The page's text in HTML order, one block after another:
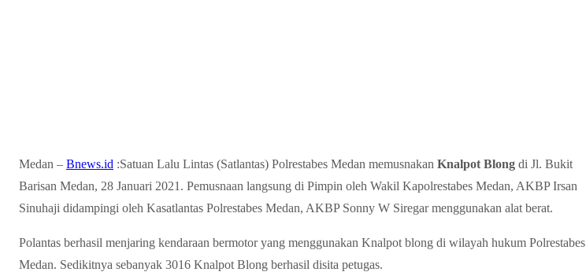
Medan – Bnews.id :Satuan Lalu Lintas (Satlantas) Polrestabes Medan memusnakan Knalpot Blong di Jl. Bukit
Barisan Medan, 28 Januari 2021. Pemusnaan langsung di Pimpin oleh Wakil Kapolrestabes Medan, AKBP Irsan
Sinuhaji didampingi oleh Kasatlantas Polrestabes Medan, AKBP Sonny W Siregar menggunakan alat berat.
Polantas berhasil menjaring kendaraan bermotor yang menggunakan Knalpot blong di wilayah hukum Polrestabes
Medan. Sedikitnya sebanyak 3016 Knalpot Blong berhasil disita petugas.